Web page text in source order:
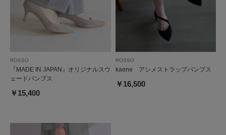
ROSSO
『MADE IN JAPAN』オリジナルスウ
ェードパンプス
￥15,400
ROSSO
kaene アシメストラップパンプス
￥16,500